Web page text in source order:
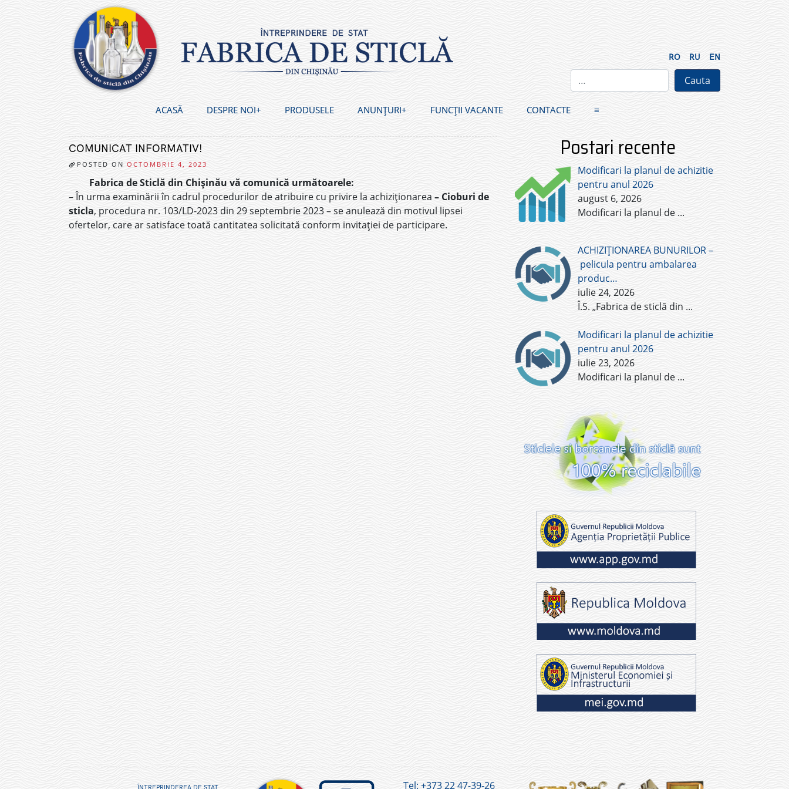
content
RO RU EN
ACASĂ DESPRE NOI PRODUSELE ANUNȚURI FUNCȚII VACANTE CONTACTE ≡
COMUNICAT INFORMATIV!
POSTED ON OCTOMBRIE 4, 2023
Fabrica de Sticlă din Chișinău vă comunică următoarele:
– În urma examinării în cadrul procedurilor de atribuire cu privire la achiziționarea – Cioburi de
sticla, procedura nr. 103/LD-2023 din 29 septembrie 2023 – se anulează din motivul lipsei
ofertelor, care ar satisface toată cantitatea solicitată conform invitației de participare.
Postari recente
Modificari la planul de achizitie
pentru anul 2026
august 6, 2026
Modificari la planul de ...
ACHIZIȚIONAREA BUNURILOR –
pelicula pentru ambalarea
produc…
iulie 24, 2026
Î.S. „Fabrica de sticlă din ...
Modificari la planul de achizitie
pentru anul 2026
iulie 23, 2026
Modificari la planul de ...
ÎNTREPRINDEREA DE STAT Tel: +373 22 47-39-26